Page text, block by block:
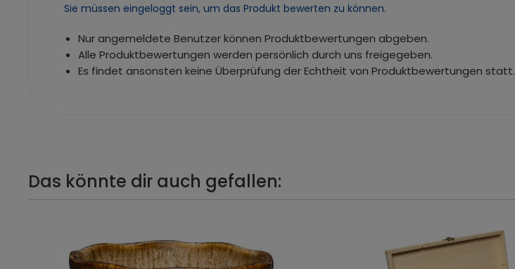
Sie müssen eingeloggt sein, um das Produkt bewerten zu können.
Nur angemeldete Benutzer können Produktbewertungen abgeben.
Alle Produktbewertungen werden persönlich durch uns freigegeben.
Es findet ansonsten keine Überprüfung der Echtheit von Produktbewertungen statt.
Das könnte dir auch gefallen: